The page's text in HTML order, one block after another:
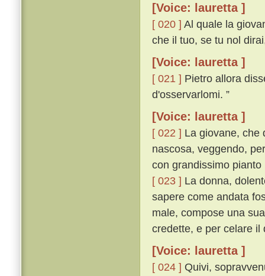
[Voice: lauretta ]
[ 020 ] Al quale la
che il tuo, se tu nol
[Voice: lauretta ]
[ 021 ] Pietro allora
d'osservarlomi. ”
[Voice: lauretta ]
[ 022 ] La giovane, che
nascosa, veggendo,
con grandissimo
[ 023 ] La donna,
sapere come andata
male, compose una
credette, e per celare il
[Voice: lauretta ]
[ 024 ] Quivi,